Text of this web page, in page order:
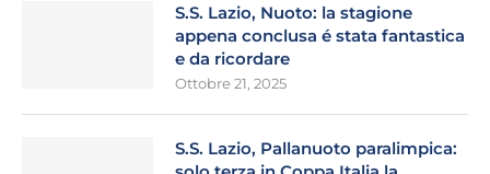
S.S. Lazio, Nuoto: la stagione
appena conclusa é stata fantastica
e da ricordare
Ottobre 21, 2025
S.S. Lazio, Pallanuoto paralimpica: